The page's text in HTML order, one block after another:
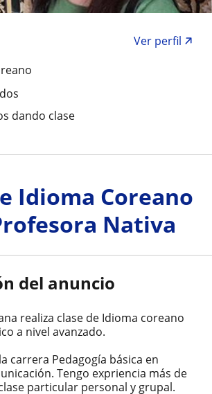
Ver perfil
dando clase
Idioma Coreano
Nativa
del anuncio
realiza clase de Idioma coreano
a nivel avanzado.
carrera Pedagogía básica en
Tengo expriencia más de
particular personal y grupal.